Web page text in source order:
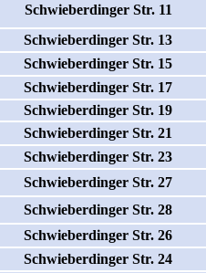
Schwieberdinger Str. 11
Schwieberdinger Str. 13
Schwieberdinger Str. 15
Schwieberdinger Str. 17
Schwieberdinger Str. 19
Schwieberdinger Str. 21
Schwieberdinger Str. 23
Schwieberdinger Str. 27
Schwieberdinger Str. 28
Schwieberdinger Str. 26
Schwieberdinger Str. 24